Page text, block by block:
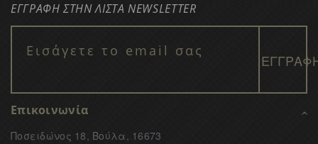
ΕΓΓΡΑΦΗ ΣΤΗΝ ΛΙΣΤΑ NEWSLETTER
Επικοινωνία
Ποσειδώνος 18, Βούλα, 16673